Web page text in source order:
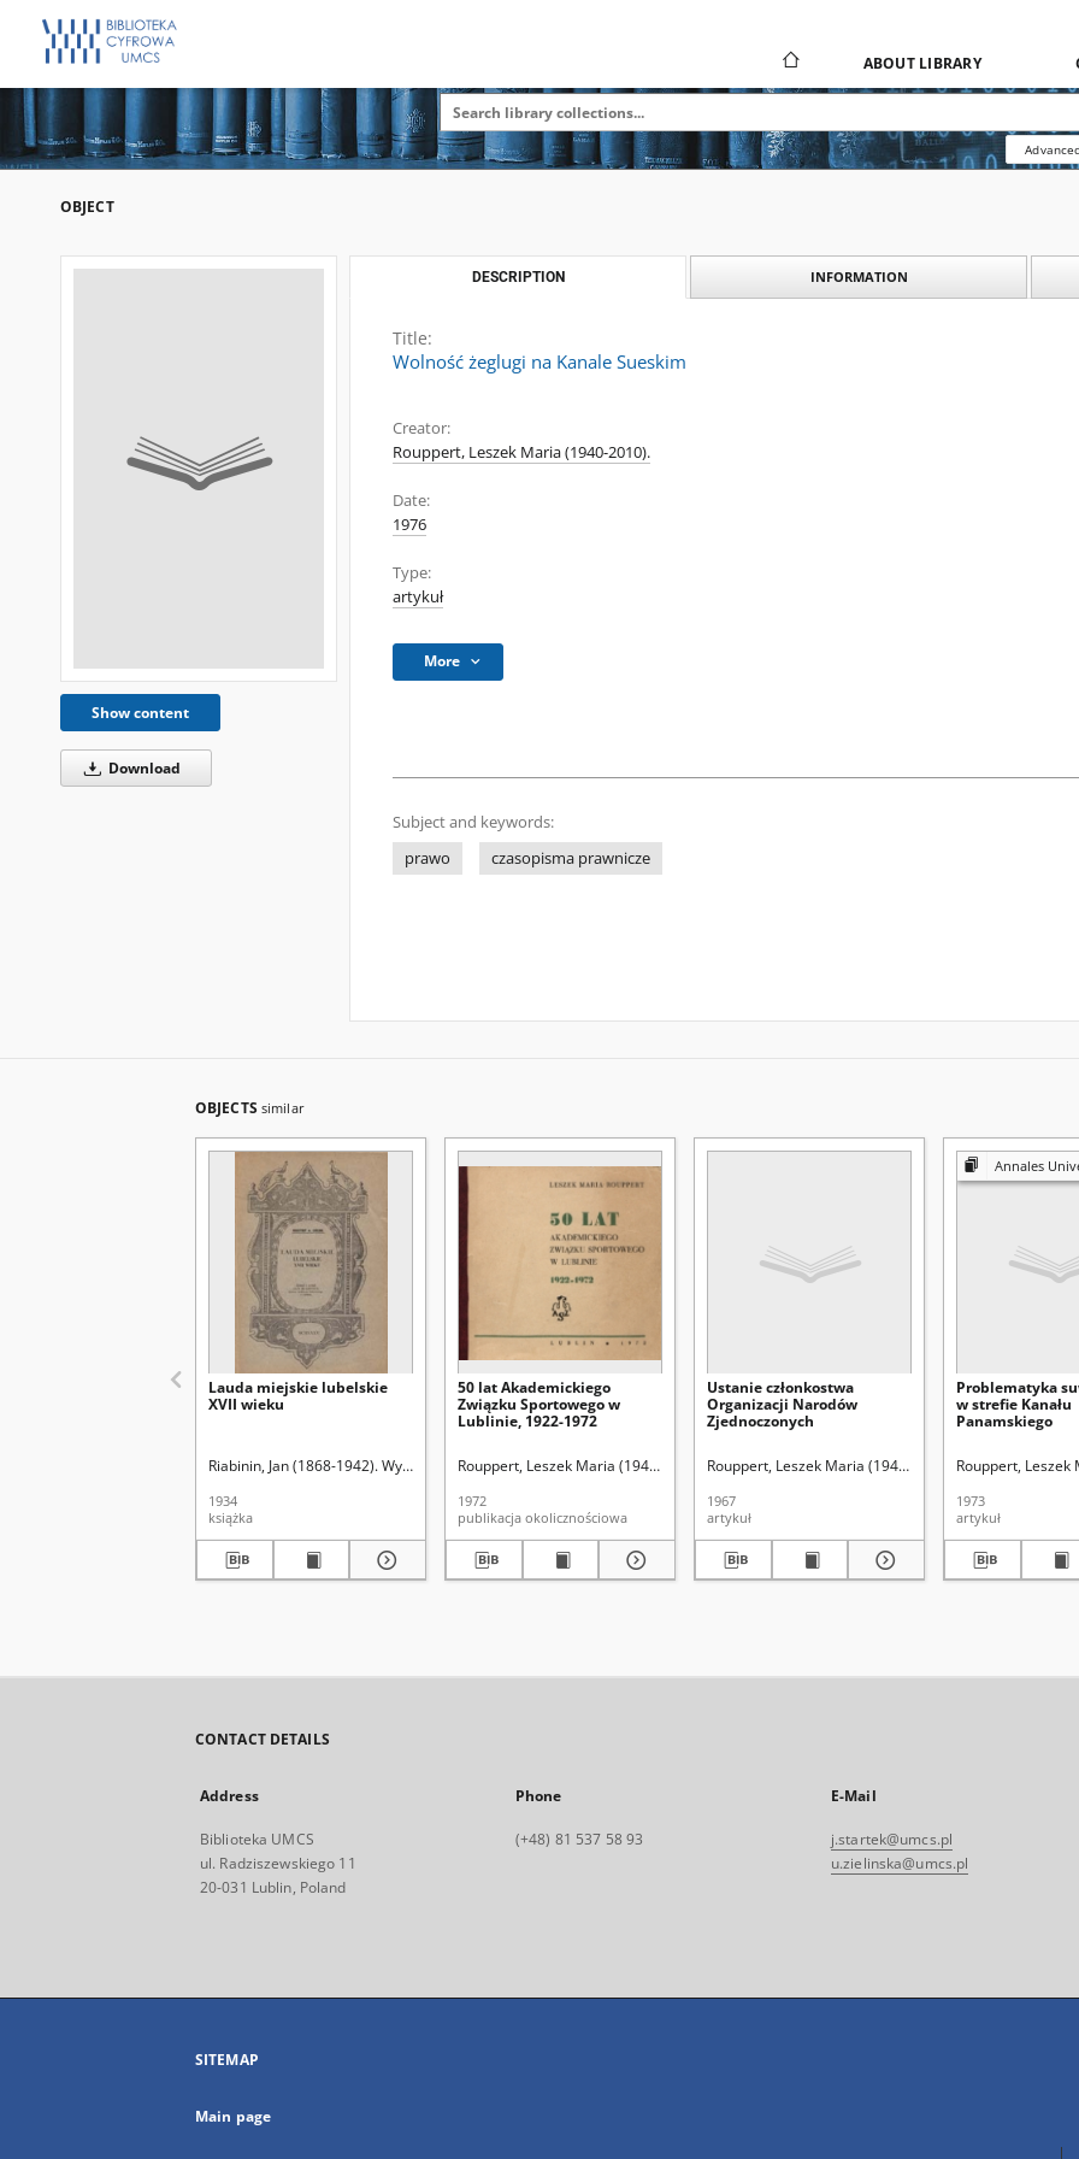
ABOUT LIBRARY
OBJECT
Show content
Download
DESCRIPTION INFORMATION
Title:
Wolność żeglugi na Kanale Sueskim
Creator:
Rouppert, Leszek Maria (1940-2010).
Date:
1976
Type:
artykuł
More
Subject and keywords:
prawo
czasopisma prawnicze
OBJECTS similar
Lauda miejskie lubelskie
XVII wieku
Riabinin, Jan (1868-1942). Wyd.
1934
książka
50 lat Akademickiego
Związku Sportowego w
Lublinie, 1922-1972
Rouppert, Leszek Maria (1940-2010)
1972
publikacja okolicznościowa
Ustanie członkostwa
Organizacji Narodów
Zjednoczonych
Rouppert, Leszek Maria (1940-2010). Uniwersytet
1967
artykuł
Annales Universitatis Mariae
Problematyka
w strefie Kanału
Panamskiego
Rouppert, Leszek
1973
artykuł
CONTACT DETAILS
Address
Biblioteka UMCS
ul. Radziszewskiego 11
20-031 Lublin, Poland
Phone
(+48) 81 537 58 93
E-Mail
j.startek@umcs.pl
u.zielinska@umcs.pl
SITEMAP
Main page